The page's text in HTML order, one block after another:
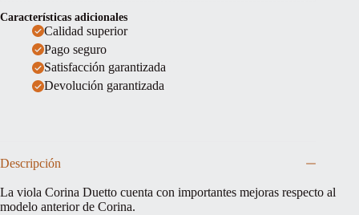
Características adicionales
Calidad superior
Pago seguro
Satisfacción garantizada
Devolución garantizada
Descripción
La viola Corina Duetto cuenta con importantes mejoras respecto al
modelo anterior de Corina.